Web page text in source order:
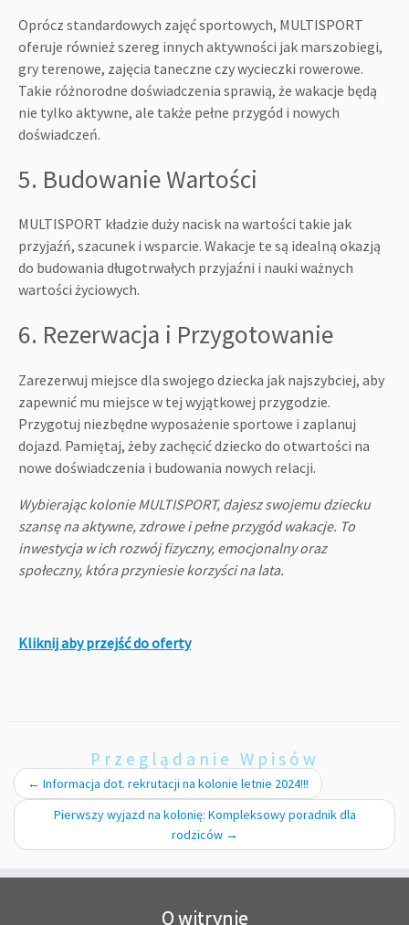
Oprócz standardowych zajęć sportowych, MULTISPORT
oferuje również szereg innych aktywności jak marszobiegi,
gry terenowe, zajęcia taneczne czy wycieczki rowerowe.
Takie różnorodne doświadczenia sprawią, że wakacje będą
nie tylko aktywne, ale także pełne przygód i nowych
doświadczeń.
5. Budowanie Wartości
MULTISPORT kładzie duży nacisk na wartości takie jak
przyjaźń, szacunek i wsparcie. Wakacje te są idealną okazją
do budowania długotrwałych przyjaźni i nauki ważnych
wartości życiowych.
6. Rezerwacja i Przygotowanie
Zarezerwuj miejsce dla swojego dziecka jak najszybciej, aby
zapewnić mu miejsce w tej wyjątkowej przygodzie.
Przygotuj niezbędne wyposażenie sportowe i zaplanuj
dojazd. Pamiętaj, żeby zachęcić dziecko do otwartości na
nowe doświadczenia i budowania nowych relacji.
Wybierając kolonie MULTISPORT, dajesz swojemu dziecku
szansę na aktywne, zdrowe i pełne przygód wakacje. To
inwestycja w ich rozwój fizyczny, emocjonalny oraz
społeczny, która przyniesie korzyści na lata.
Kliknij aby przejść do oferty
Przeglądanie Wpisów
← Informacja dot. rekrutacji na kolonie letnie 2024!!!
Pierwszy wyjazd na kolonię: Kompleksowy poradnik dla
rodziców →
O witrynie